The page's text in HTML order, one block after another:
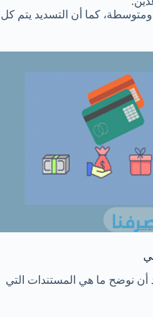
كما أن التسديد يتم كل
نوضح ما هي المستندات التي